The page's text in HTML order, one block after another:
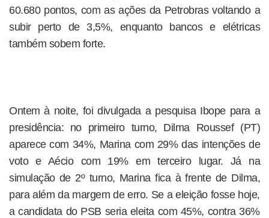
60.680 pontos, com as ações da Petrobras voltando a
subir perto de 3,5%, enquanto bancos e elétricas
também sobem forte.
Ontem à noite, foi divulgada a pesquisa Ibope para a
presidência: no primeiro turno, Dilma Roussef (PT)
aparece com 34%, Marina com 29% das intenções de
voto e Aécio com 19% em terceiro lugar. Já na
simulação de 2º turno, Marina fica à frente de Dilma,
para além da margem de erro. Se a eleição fosse hoje,
a candidata do PSB seria eleita com 45%, contra 36%